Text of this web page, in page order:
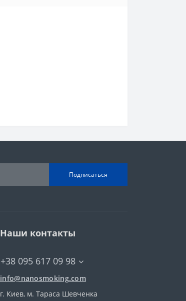
Подписаться
Наши контакты
+38 095 617 09 98
info@nanosmoking.com
г. Киев, м. Тараса Шевченка